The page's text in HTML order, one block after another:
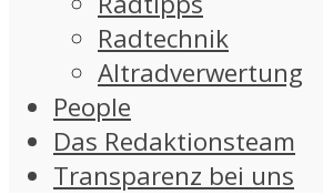
Radtechnik
Altradverwertung
People
Das Redaktionsteam
Transparenz bei uns